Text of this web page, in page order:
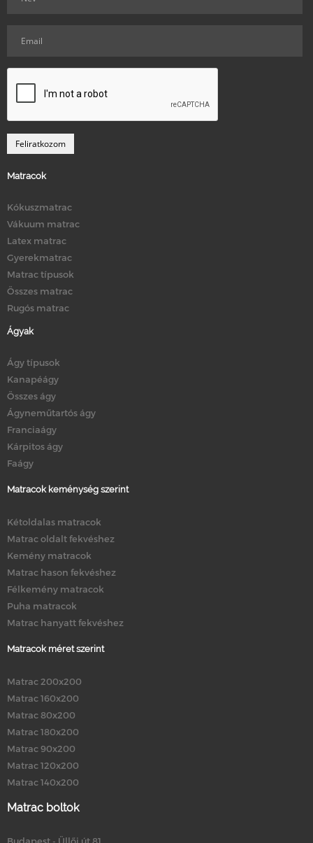
Matracok
Kókuszmatrac
Vákuum matrac
Latex matrac
Gyerekmatrac
Matrac típusok
Összes matrac
Rugós matrac
Ágyak
Ágy típusok
Kanapéágy
Összes ágy
Ágyneműtartós ágy
Franciaágy
Kárpitos ágy
Faágy
Matracok keménység szerint
Kétoldalas matracok
Matrac oldalt fekvéshez
Kemény matracok
Matrac hason fekvéshez
Félkemény matracok
Puha matracok
Matrac hanyatt fekvéshez
Matracok méret szerint
Matrac 200x200
Matrac 160x200
Matrac 80x200
Matrac 180x200
Matrac 90x200
Matrac 120x200
Matrac 140x200
Matrac boltok